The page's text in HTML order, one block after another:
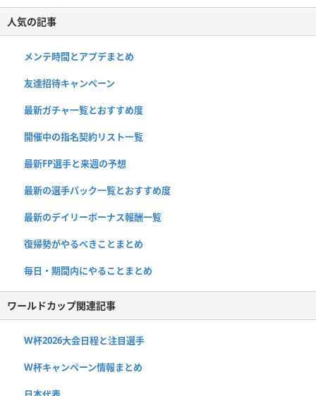
人気の記事
メンテ時間とアプデまとめ
友達招待キャンペーン
最新ガチャ一覧とおすすめ度
開催中の指名契約リスト一覧
最新FP選手と来週の予想
最新の選手パック一覧とおすすめ度
最新のデイリーボーナス報酬一覧
復帰勢がやるべきことまとめ
毎日・期間内にやることまとめ
ワールドカップ関連記事
W杯2026大会日程と注目選手
W杯キャンペーン情報まとめ